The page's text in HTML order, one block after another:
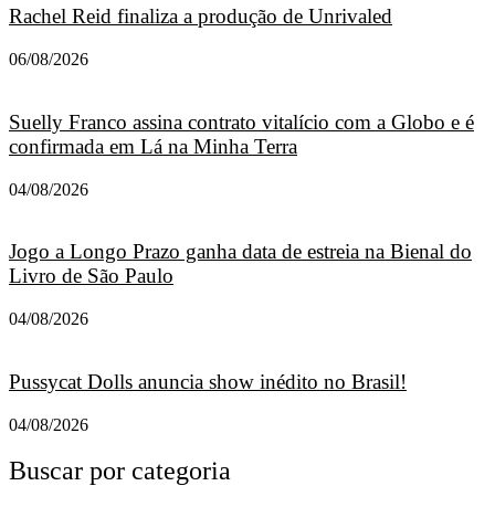
Rachel Reid finaliza a produção de Unrivaled
06/08/2026
Suelly Franco assina contrato vitalício com a Globo e é
confirmada em Lá na Minha Terra
04/08/2026
Jogo a Longo Prazo ganha data de estreia na Bienal do
Livro de São Paulo
04/08/2026
Pussycat Dolls anuncia show inédito no Brasil!
04/08/2026
Buscar por categoria